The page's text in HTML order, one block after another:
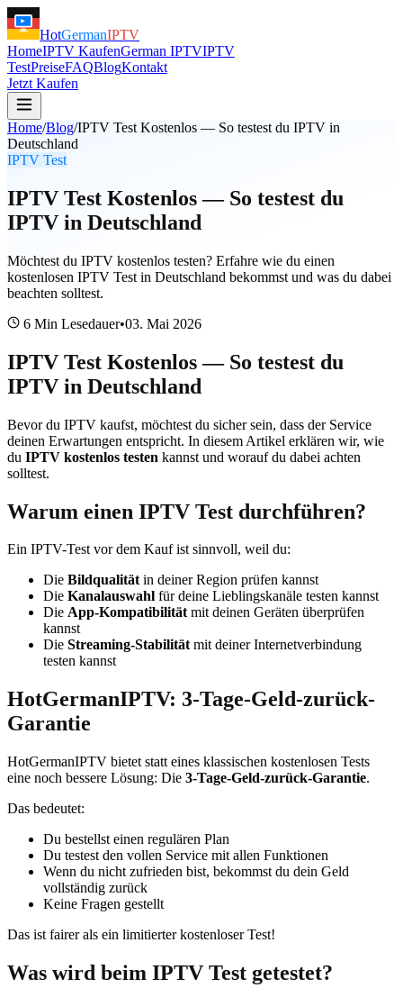
HotGermanIPTV
HomeIPTV KaufenGerman IPTVIPTV
TestPreiseFAQBlogKontakt
Jetzt Kaufen
Home/Blog/IPTV Test Kostenlos — So testest du IPTV in
Deutschland
IPTV Test
IPTV Test Kostenlos — So testest du
IPTV in Deutschland
Möchtest du IPTV kostenlos testen? Erfahre wie du einen
kostenlosen IPTV Test in Deutschland bekommst und was du dabei
beachten solltest.
6 Min Lesedauer•03. Mai 2026
IPTV Test Kostenlos — So testest du
IPTV in Deutschland
Bevor du IPTV kaufst, möchtest du sicher sein, dass der Service
deinen Erwartungen entspricht. In diesem Artikel erklären wir, wie
du IPTV kostenlos testen kannst und worauf du dabei achten
solltest.
Warum einen IPTV Test durchführen?
Ein IPTV-Test vor dem Kauf ist sinnvoll, weil du:
Die Bildqualitätin deiner Region prüfen kannst
Die Kanalauswahl für deine Lieblingskanäle testen kannst
Die App-Kompatibilitätmit deinen Geräten überprüfen
kannst
Die Streaming-Stabilitätmit deiner Internetverbindung
testen kannst
HotGermanIPTV: 3-Tage-Geld-zurück-
Garantie
HotGermanIPTV bietet statt eines klassischen kostenlosen Tests
eine noch bessere Lösung: Die 3-Tage-Geld-zurück-Garantie.
Das bedeutet:
Du bestellst einen regulären Plan
Du testest den vollen Service mit allen Funktionen
Wenn du nicht zufrieden bist, bekommst du dein Geld
vollständig zurück
Keine Fragen gestellt
Das ist fairer als ein limitierter kostenloser Test!
Was wird beim IPTV Test getestet?